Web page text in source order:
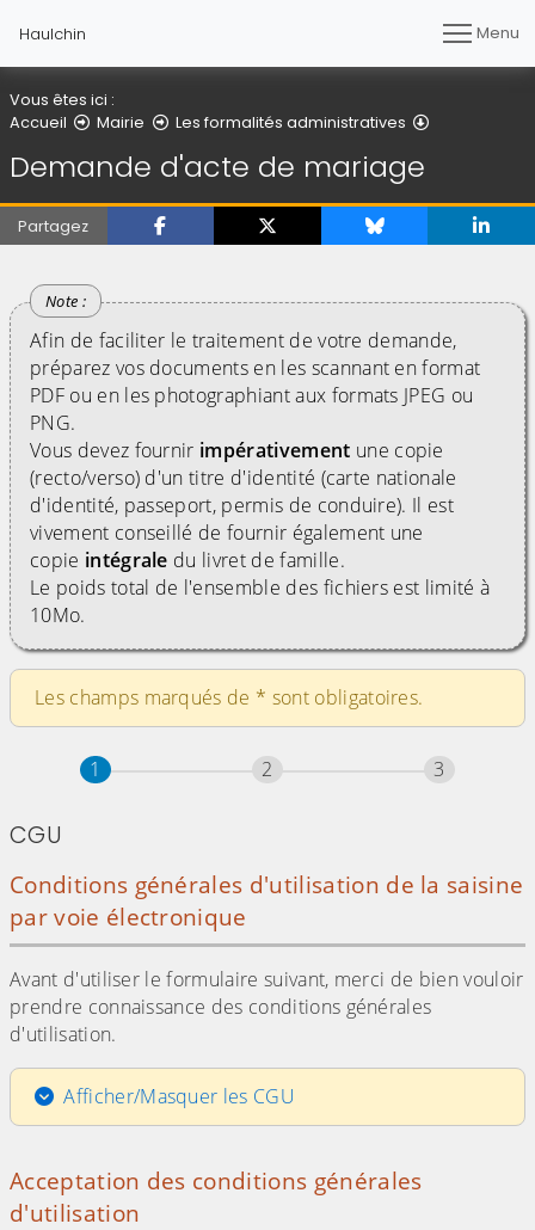
Haulchin Menu
Vous êtes ici :
Accueil
Mairie Les formalités administratives
Demande d'acte de mariage
Partagez
Afin de faciliter le traitement de votre demande,
préparez vos documents en les scannant en format
PDF ou en les photographiant aux formats JPEG ou
PNG.
Vous devez fournir impérativement une copie
(recto/verso) d'un titre d'identité (carte nationale
d'identité, passeport, permis de conduire). Il est
vivement conseillé de fournir également une
copie intégrale du livret de famille.
Le poids total de l'ensemble des fichiers est limité à
10Mo.
Les champs marqués de * sont obligatoires.
Étape
1 sur 3 Étape
2 Étape
3
CGU
Conditions générales d'utilisation de la saisine
par voie électronique
Avant d'utiliser le formulaire suivant, merci de bien vouloir
prendre connaissance des conditions générales
d'utilisation.
Afficher/Masquer les CGU
Acceptation des conditions générales
d'utilisation